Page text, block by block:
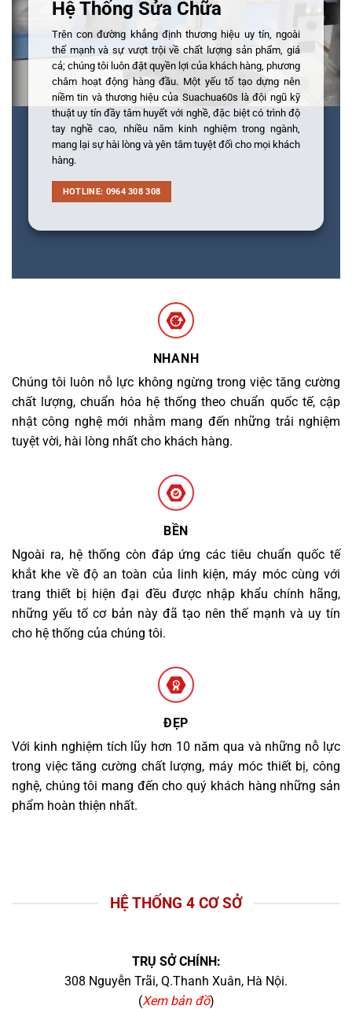
Hệ Thống Sửa Chữa
Trên con đường khẳng định thương hiệu uy tín, ngoài
thế mạnh và sự vượt trội về chất lượng sản phẩm, giá
cả; chúng tôi luôn đặt quyền lợi của khách hàng, phương
châm hoạt động hàng đầu. Một yếu tố tạo dựng nên
niềm tin và thương hiệu của Suachua60s là đội ngũ kỹ
thuật uy tín đầy tâm huyết với nghề, đặc biệt có trình độ
tay nghề cao, nhiều năm kinh nghiệm trong ngành,
mang lại sự hài lòng và yên tâm tuyệt đối cho mọi khách
hàng.
HOTLINE: 0964 308 308
NHANH
Chúng tôi luôn nỗ lực không ngừng trong việc tăng cường
chất lượng, chuẩn hóa hệ thống theo chuẩn quốc tế, cập
nhật công nghệ mới nhằm mang đến những trải nghiệm
tuyệt vời, hài lòng nhất cho khách hàng.
BỀN
Ngoài ra, hệ thống còn đáp ứng các tiêu chuẩn quốc tế
khắt khe về độ an toàn của linh kiện, máy móc cùng với
trang thiết bị hiện đại đều được nhập khẩu chính hãng,
những yếu tố cơ bản này đã tạo nên thế mạnh và uy tín
cho hệ thống của chúng tôi.
ĐẸP
Với kinh nghiệm tích lũy hơn 10 năm qua và những nỗ lực
trong việc tăng cường chất lượng, máy móc thiết bị, công
nghệ, chúng tôi mang đến cho quý khách hàng những sản
phẩm hoàn thiện nhất.
HỆ THỐNG 4 CƠ SỞ
TRỤ SỞ CHÍNH:
308 Nguyễn Trãi, Q.Thanh Xuân, Hà Nội.
(Xem bản đồ)